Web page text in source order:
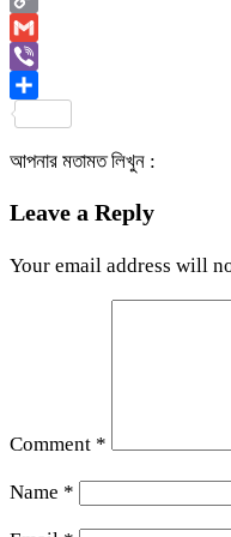
Copy
Link
Gmail
Viber
আপনার মতামত লিখুন :
Leave a Reply
Your email address will
Comment *
Name *